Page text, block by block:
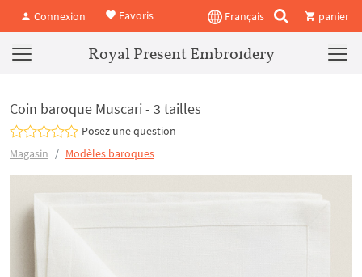
Connexion Favoris Français panier
Royal Present Embroidery
Coin baroque Muscari - 3 tailles
Posez une question
Magasin
Modèles baroques